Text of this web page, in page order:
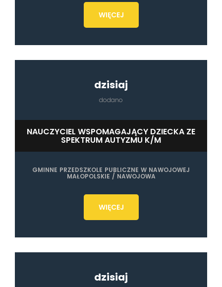
WIĘCEJ
dzisiaj
dodano
NAUCZYCIEL WSPOMAGAJĄCY DZIECKA ZE
SPEKTRUM AUTYZMU K/M
GMINNE PRZEDSZKOLE PUBLICZNE W NAWOJOWEJ
MAŁOPOLSKIE / NAWOJOWA
WIĘCEJ
dzisiaj